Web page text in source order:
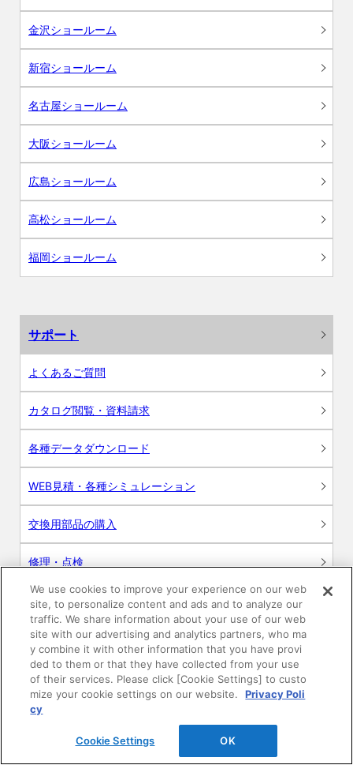
金沢ショールーム
新宿ショールーム
名古屋ショールーム
大阪ショールーム
広島ショールーム
高松ショールーム
福岡ショールーム
サポート
よくあるご質問
カタログ閲覧・資料請求
各種データダウンロード
WEB見積・各種シミュレーション
交換用部品の購入
修理・点検
お問い合わせ
ログイン
建築・設計関係者様向けサイト
ユーザー登録サービス
WEB見積システム
We use cookies to improve your experience on our web
site, to personalize content and ads and to analyze our
traffic. We share information about your use of our web
site with our advertising and analytics partners, who ma
y combine it with other information that you have provi
ded to them or that they have collected from your use
of their services. Please click [Cookie Settings] to custo
mize your cookie settings on our website.
Privacy Poli
cy
Cookie Settings OK